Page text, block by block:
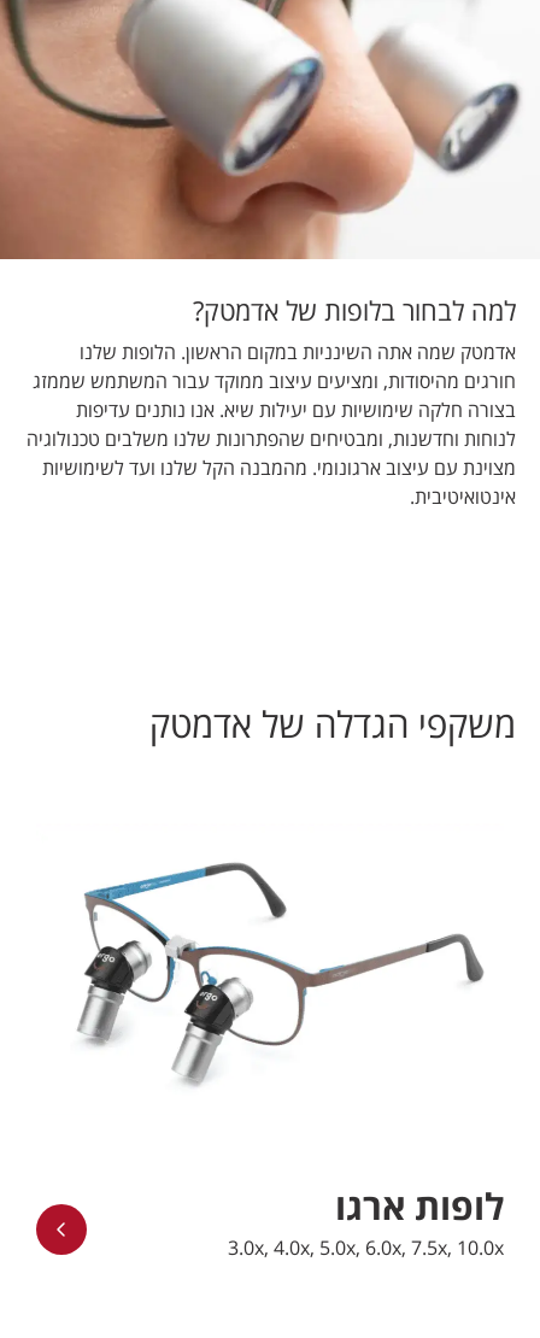
למה לבחור בלופות של אדמטק?
אדמטק שמה אתה השינניות במקום הראשון. הלופות שלנו
חורגים מהיסודות, ומציעים עיצוב ממוקד עבור המשתמש שממזג
בצורה חלקה שימושיות עם יעילות שיא. אנו נותנים עדיפות
לנוחות וחדשנות, ומבטיחים שהפתרונות שלנו משלבים טכנולוגיה
מצוינת עם עיצוב ארגונומי. מהמבנה הקל שלנו ועד לשימושיות
אינטואיטיבית.
משקפי הגדלה של אדמטק​
לופות ארגו
3.0x, 4.0x, 5.0x, 6.0x, 7.5x, 10.0x